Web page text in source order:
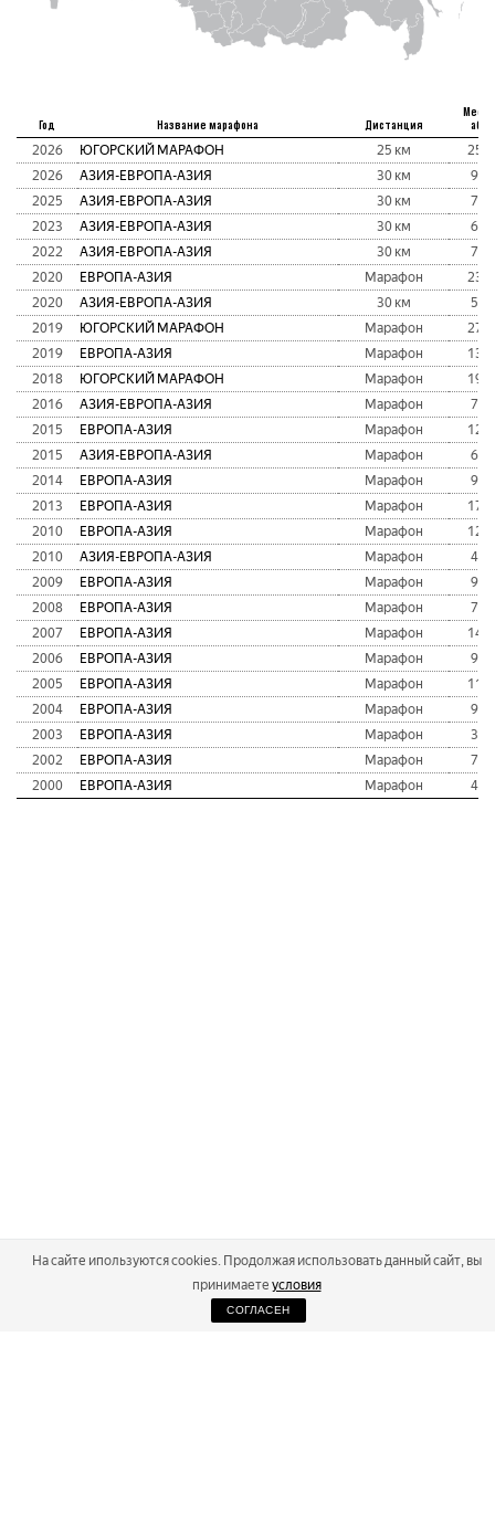
Год Название марафона Дистанция
Место
абс
2026 ЮГОРСКИЙ МАРАФОН 25 км
258
2026
АЗИЯ-ЕВРОПА-АЗИЯ 30 км
92
2025
АЗИЯ-ЕВРОПА-АЗИЯ 30 км
75
2023
АЗИЯ-ЕВРОПА-АЗИЯ 30 км
65
2022
АЗИЯ-ЕВРОПА-АЗИЯ 30 км
72
2020
ЕВРОПА-АЗИЯ Марафон
232
2020
АЗИЯ-ЕВРОПА-АЗИЯ 30 км
57
2019
ЮГОРСКИЙ МАРАФОН Марафон
279
2019
ЕВРОПА-АЗИЯ Марафон
132
2018
ЮГОРСКИЙ МАРАФОН Марафон
197
2016
АЗИЯ-ЕВРОПА-АЗИЯ Марафон
71
2015
ЕВРОПА-АЗИЯ Марафон
128
2015
АЗИЯ-ЕВРОПА-АЗИЯ Марафон
62
2014
ЕВРОПА-АЗИЯ Марафон
98
2013
ЕВРОПА-АЗИЯ Марафон
174
2010
ЕВРОПА-АЗИЯ Марафон
121
2010
АЗИЯ-ЕВРОПА-АЗИЯ Марафон
49
2009
ЕВРОПА-АЗИЯ Марафон
94
2008
ЕВРОПА-АЗИЯ Марафон
72
2007
ЕВРОПА-АЗИЯ Марафон
149
2006
ЕВРОПА-АЗИЯ Марафон
96
2005
ЕВРОПА-АЗИЯ Марафон
116
2004
ЕВРОПА-АЗИЯ Марафон
97
2003
ЕВРОПА-АЗИЯ Марафон
31
2002
ЕВРОПА-АЗИЯ Марафон
70
2000
ЕВРОПА-АЗИЯ Марафон 46
На сайте ипользуются cookies. Продолжая использовать данный сайт, вы
принимаете условия
СОГЛАСЕН